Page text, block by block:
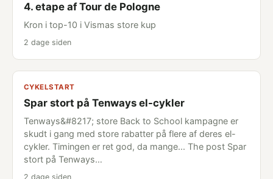
4. etape af Tour de Pologne
Kron i top-10 i Vismas store kup
2 dage siden
CYKELSTART
Spar stort på Tenways el-cykler
Tenways&#8217; store Back to School kampagne er
skudt i gang med store rabatter på flere af deres el-
cykler. Timingen er ret god, da mange... The post Spar
stort på Tenways…
2 dage siden